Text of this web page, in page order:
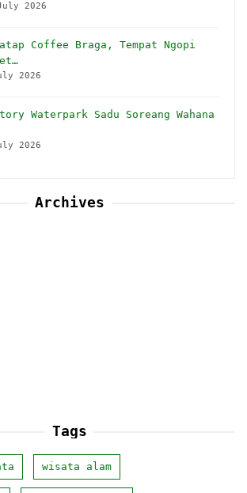
2026
Coffee Braga, Tempat Ngopi
2026
Waterpark Sadu Soreang Wahana
2026
Archives
Tags
wisata alam